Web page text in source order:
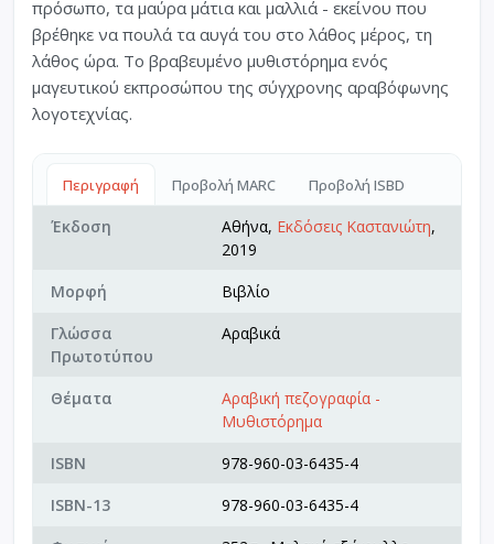
πρόσωπο, τα μαύρα μάτια και μαλλιά - εκείνου που
βρέθηκε να πουλά τα αυγά του στο λάθος μέρος, τη
λάθος ώρα. Το βραβευμένο μυθιστόρημα ενός
μαγευτικού εκπροσώπου της σύγχρονης αραβόφωνης
λογοτεχνίας.
Περιγραφή Προβολή MARC Προβολή ISBD
Έκδοση Αθήνα, Εκδόσεις Καστανιώτη,
2019
Μορφή
Βιβλίο
Γλώσσα
Πρωτοτύπου
Αραβικά
Θέματα
Αραβική πεζογραφία -
Μυθιστόρημα
ISBN
978-960-03-6435-4
ISBN-13
978-960-03-6435-4